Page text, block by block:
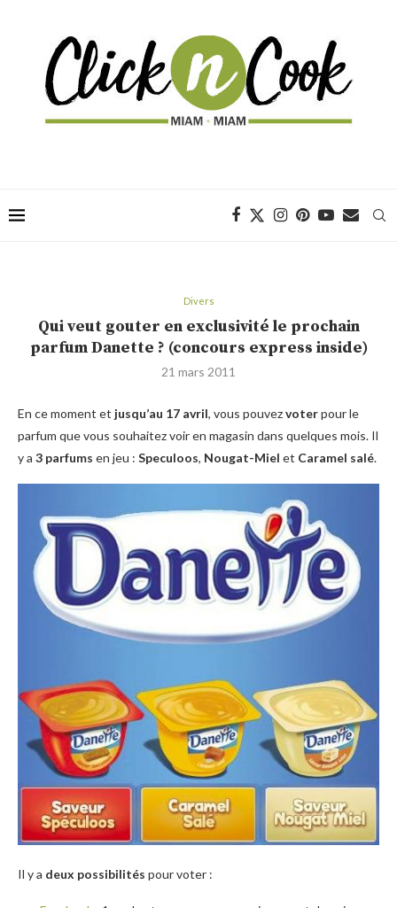
Divers
Qui veut gouter en exclusivité le prochain
parfum Danette ? (concours express inside)
21 mars 2011
En ce moment et jusqu’au 17 avril, vous pouvezvoterpour le
parfum que vous souhaitez voir en magasin dans quelques mois. Il
y a 3 parfums en jeu : Speculoos, Nougat-Miel et Caramel salé.
Il y a deux possibilités pour voter :